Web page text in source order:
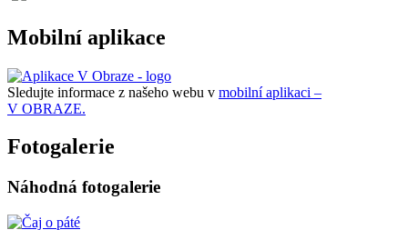
Mobilní aplikace
Sledujte informace z našeho webu v mobilní aplikaci –
V OBRAZE.
Fotogalerie
Náhodná fotogalerie